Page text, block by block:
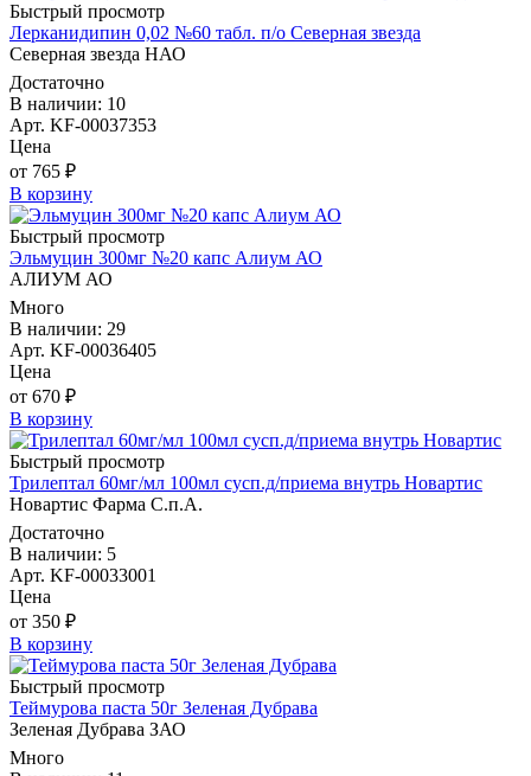
Быстрый просмотр
Лерканидипин 0,02 №60 табл. п/о Северная звезда
Северная звезда НАО
Достаточно
В наличии: 10
Арт. KF-00037353
Цена
от 765 ₽
В корзину
Быстрый просмотр
Эльмуцин 300мг №20 капс Алиум АО
АЛИУМ АО
Много
В наличии: 29
Арт. KF-00036405
Цена
от 670 ₽
В корзину
Быстрый просмотр
Трилептал 60мг/мл 100мл сусп.д/приема внутрь Новартис
Новартис Фарма С.п.А.
Достаточно
В наличии: 5
Арт. KF-00033001
Цена
от 350 ₽
В корзину
Быстрый просмотр
Теймурова паста 50г Зеленая Дубрава
Зеленая Дубрава ЗАО
Много